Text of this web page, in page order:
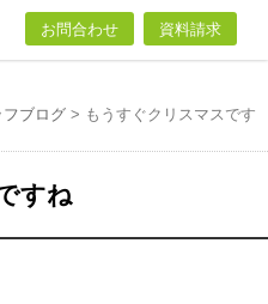
お問合わせ 資料請求
フブログ > もうすぐクリスマスです
すね